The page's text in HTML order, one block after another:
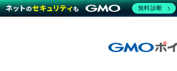
無料診断